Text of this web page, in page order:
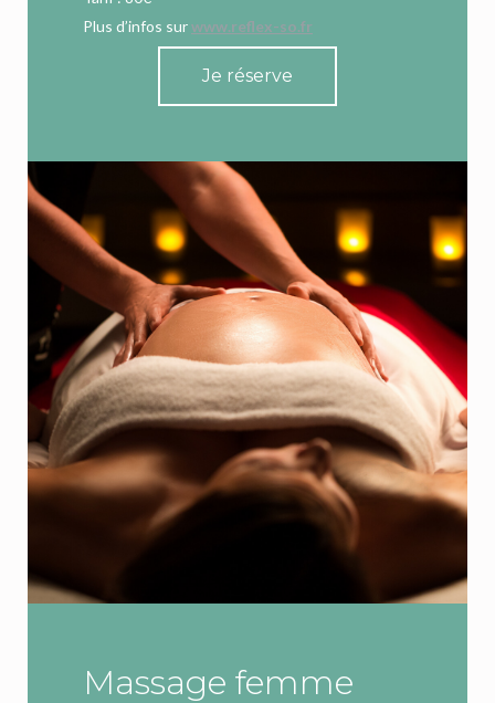
Plus d’infos surwww.reflex-so.fr
Je réserve
Massage femme